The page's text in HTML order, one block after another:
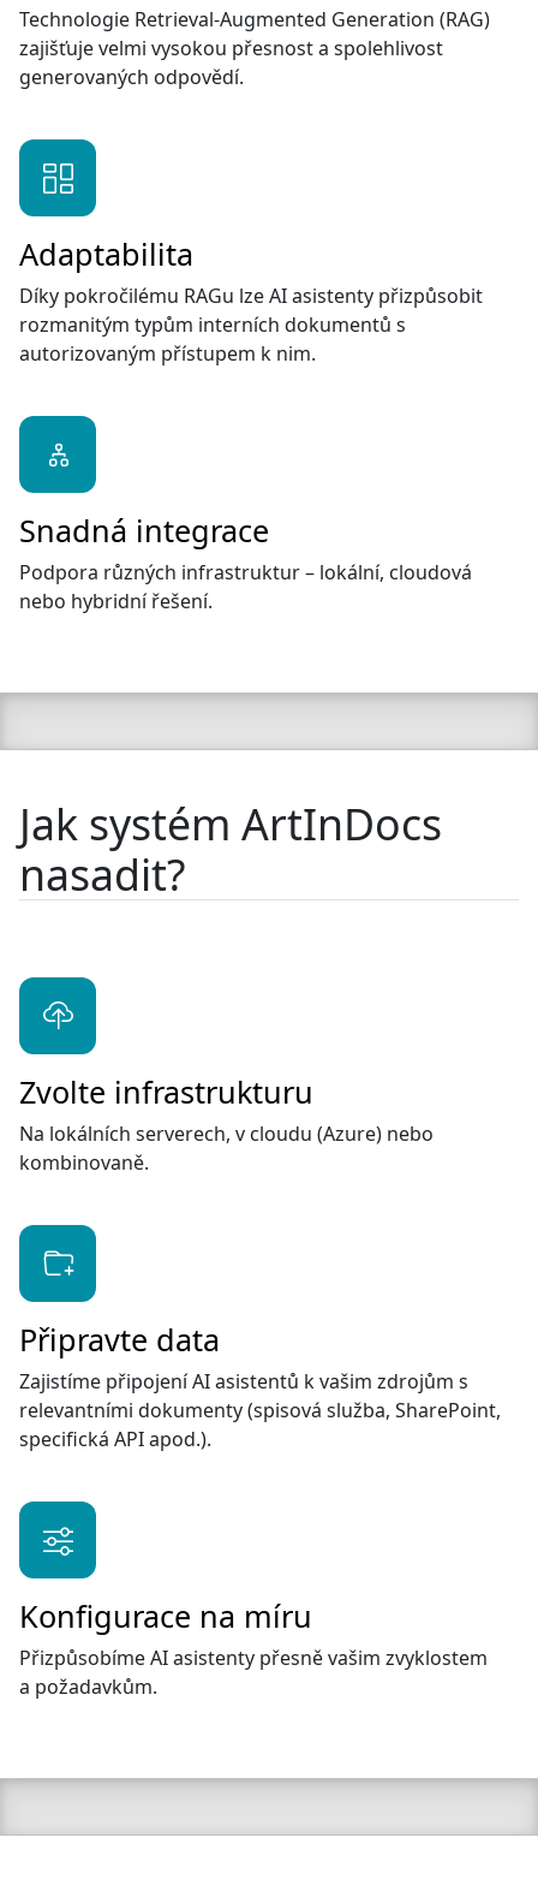
Technologie Retrieval-Augmented Generation (RAG)
zajišťuje velmi vysokou přesnost a spolehlivost
generovaných odpovědí.
Adaptabilita
Díky pokročilému RAGu lze AI asistenty přizpůsobit
rozmanitým typům interních dokumentů s
autorizovaným přístupem k nim.
Snadná integrace
Podpora různých infrastruktur – lokální, cloudová
nebo hybridní řešení.
Jak systém ArtInDocs
nasadit?
Zvolte infrastrukturu
Na lokálních serverech, v cloudu (Azure) nebo
kombinovaně.
Připravte data
Zajistíme připojení AI asistentů k vašim zdrojům s
relevantními dokumenty (spisová služba, SharePoint,
specifická API apod.).
Konfigurace na míru
Přizpůsobíme AI asistenty přesně vašim zvyklostem
a požadavkům.